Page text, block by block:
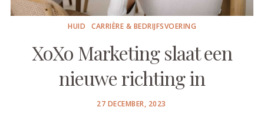
HUID CARRIÈRE & BEDRIJFSVOERING
XoXo Marketing slaat een
nieuwe richting in
POSTED
27 DECEMBER, 2023